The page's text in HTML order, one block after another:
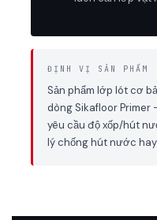
ĐỊNH VỊ SẢN PHẨM
Sản phẩm lớp lót cơ
dòng Sikafloor Primer
yêu cầu độ xốp/hút
lý chống hút nước